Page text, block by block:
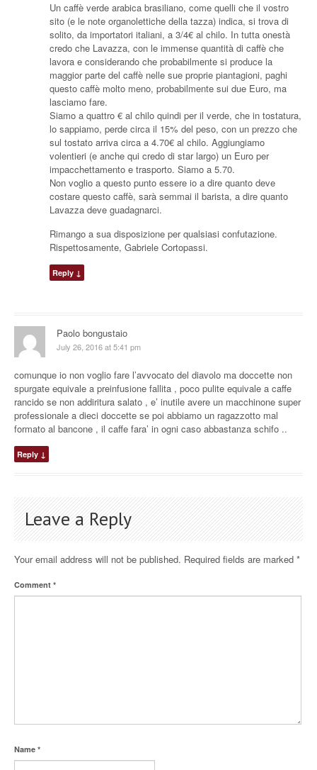
Un caffè verde arabica brasiliano, come quelli che il vostro
sito (e le note organolettiche della tazza) indica, si trova di
solito, da importatori italiani, a 3/4€ al chilo. In tutta onestà
credo che Lavazza, con le immense quantità di caffè che
lavora e considerando che probabilmente si produce la
maggior parte del caffè nelle sue proprie piantagioni, paghi
questo caffè molto meno, probabilmente sui due Euro, ma
lasciamo fare.
Siamo a quattro € al chilo quindi per il verde, che in tostatura,
lo sappiamo, perde circa il 15% del peso, con un prezzo che
sul tostato arriva circa a 4.70€ al chilo. Aggiungiamo
volentieri (e anche qui credo di star largo) un Euro per
impacchettamento e trasporto. Siamo a 5.70.
Non voglio a questo punto essere io a dire quanto deve
costare questo caffè, sarà semmai il barista, a dire quanto
Lavazza deve guadagnarci.
Rimango a sua disposizione per qualsiasi confutazione.
Rispettosamente, Gabriele Cortopassi.
Reply ↓
Paolo bongustaio
July 26, 2016 at 5:41 pm
comunque io non voglio fare l’avvocato del diavolo ma doccette non
spurgate equivale a preinfusione fallita , poco pulite equivale a caffe
rancido se non addiritura salato , e’ inutile avere un macchinone super
professionale a dieci doccette se poi abbiamo un ragazzotto mal
formato al bancone , il caffe fara’ in ogni caso abbastanza schifo ..
Reply ↓
Leave a Reply
Your email address will not be published. Required fields are marked *
Comment *
Name *